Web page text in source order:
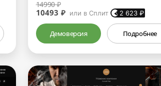
14990 ₽
10493 ₽ или в Сплит 2 623 ₽
Демоверсия Подробнее